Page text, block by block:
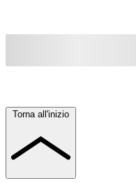
Torna all'inizio